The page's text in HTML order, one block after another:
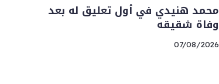
محمد هنيدي في أول تعليق له بعد
وفاة شقيقه
07/08/2026